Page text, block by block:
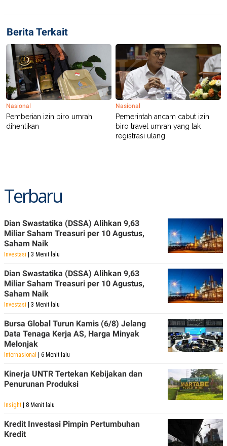
Berita Terkait
Nasional
Pemberian izin biro umrah
dihentikan
Nasional
Pemerintah ancam cabut izin
biro travel umrah yang tak
registrasi ulang
Terbaru
Dian Swastatika (DSSA) Alihkan 9,63
Miliar Saham Treasuri per 10 Agustus,
Saham Naik
Investasi | 3 Menit lalu
Dian Swastatika (DSSA) Alihkan 9,63
Miliar Saham Treasuri per 10 Agustus,
Saham Naik
Investasi | 3 Menit lalu
Bursa Global Turun Kamis (6/8) Jelang
Data Tenaga Kerja AS, Harga Minyak
Melonjak
Internasional | 6 Menit lalu
Kinerja UNTR Tertekan Kebijakan dan
Penurunan Produksi
Insight | 8 Menit lalu
Kredit Investasi Pimpin Pertumbuhan
Kredit